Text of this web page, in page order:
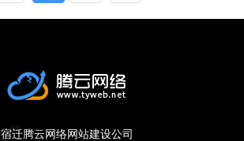
宿迁腾云网络网站建设公司